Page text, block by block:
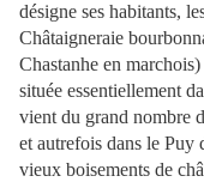
désigne ses habitants,
Châtaigneraie
Chastanhe en
située essentiellement
vient du grand nombre
et autrefois dans le
vieux boisements de